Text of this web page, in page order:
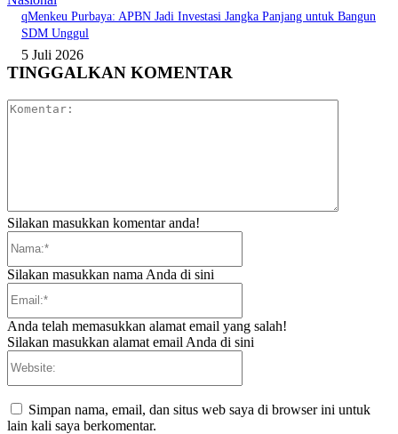
qMenkeu Purbaya: APBN Jadi Investasi Jangka Panjang untuk Bangun
SDM Unggul
5 Juli 2026
TINGGALKAN KOMENTAR
Silakan masukkan komentar anda!
Silakan masukkan nama Anda di sini
Anda telah memasukkan alamat email yang salah!
Silakan masukkan alamat email Anda di sini
Simpan nama, email, dan situs web saya di browser ini untuk
lain kali saya berkomentar.